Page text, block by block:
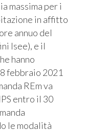
massima per i
in affitto
annuo del
Isee), e il
hanno
febbraio 2021
REm va
entro il 30
le modalità